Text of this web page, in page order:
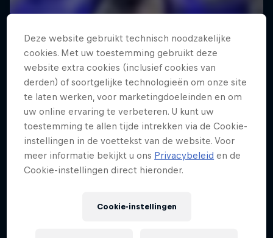
Deze website gebruikt technisch noodzakelijke
cookies. Met uw toestemming gebruikt deze
website extra cookies (inclusief cookies van
derden) of soortgelijke technologieën om onze site
te laten werken, voor marketingdoeleinden en om
uw online ervaring te verbeteren. U kunt uw
toestemming te allen tijde intrekken via de Cookie-
instellingen in de voettekst van de website. Voor
meer informatie bekijkt u ons Privacybeleid en de
Cookie-instellingen direct hieronder.
Cookie-instellingen